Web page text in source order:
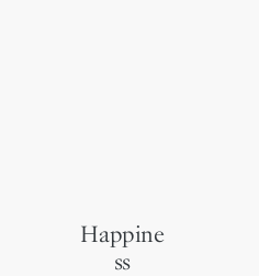
Happine
ss